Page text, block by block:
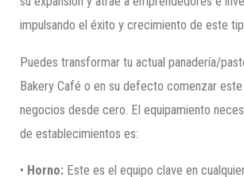
impulsando el éxito y crecimiento de este
Puedes transformar tu actual panadería/
Bakery Café o en su defecto comenzar
negocios desde cero. El equipamiento
de establecimientos es:
• Horno: Este es el equipo clave en